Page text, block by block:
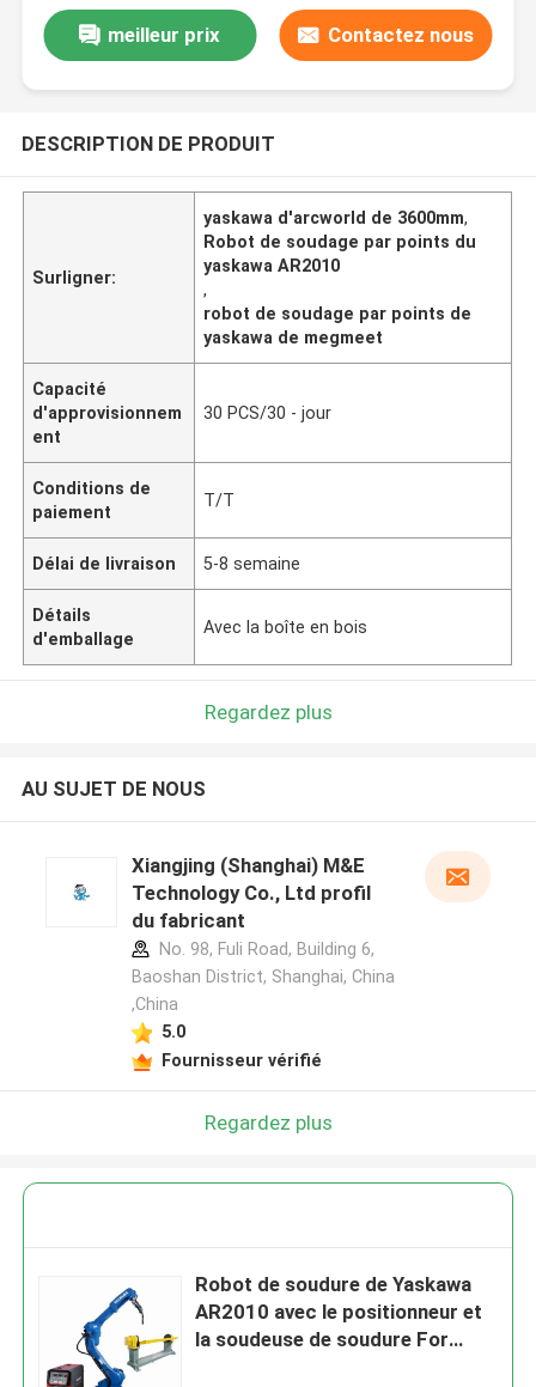
meilleur prix Contactez nous
DESCRIPTION DE PRODUIT
Surligner:
yaskawa d'arcworld de 3600mm,
Robot de soudage par points du
yaskawa AR2010
,
robot de soudage par points de
yaskawa de megmeet
Capacité
d'approvisionnem
ent
30 PCS/30 - jour
Conditions de
paiement
T/T
Délai de livraison 5-8 semaine
Détails
d'emballage
Avec la boîte en bois
Regardez plus
AU SUJET DE NOUS
Xiangjing (Shanghai) M&E
Technology Co., Ltd profil
du fabricant
No. 98, Fuli Road, Building 6,
Baoshan District, Shanghai, China
,China
5.0
Fournisseur vérifié
Regardez plus
Robot de soudure de Yaskawa
AR2010 avec le positionneur et
la soudeuse de soudure For